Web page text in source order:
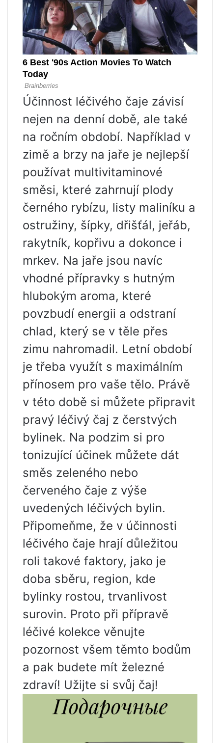
Účinnost léčivého čaje závisí
nejen na denní době, ale také
na ročním období. Například v
zimě a brzy na jaře je nejlepší
používat multivitaminové
směsi, které zahrnují plody
černého rybízu, listy maliníku a
ostružiny, šípky, dřišťál, jeřáb,
rakytník, kopřivu a dokonce i
mrkev. Na jaře jsou navíc
vhodné přípravky s hutným
hlubokým aroma, které
povzbudí energii a odstraní
chlad, který se v těle přes
zimu nahromadil. Letní období
je třeba využít s maximálním
přínosem pro vaše tělo. Právě
v této době si můžete připravit
pravý léčivý čaj z čerstvých
bylinek. Na podzim si pro
tonizující účinek můžete dát
směs zeleného nebo
červeného čaje z výše
uvedených léčivých bylin.
Připomeňme, že v účinnosti
léčivého čaje hrají důležitou
roli takové faktory, jako je
doba sběru, region, kde
bylinky rostou, trvanlivost
surovin. Proto při přípravě
léčivé kolekce věnujte
pozornost všem těmto bodům
a pak budete mít železné
zdraví! Užijte si svůj čaj!